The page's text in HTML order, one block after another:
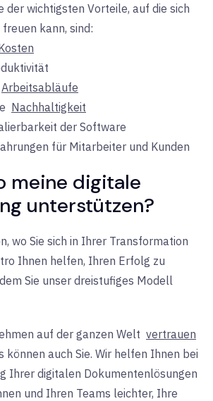
der wichtigsten Vorteile, auf die sich
kann, sind:
Arbeitsabläufe
e Nachhaltigkeit
der Software
für Mitarbeiter und Kunden
meine digitale
unterstützen?
wo Sie sich in Ihrer Transformation
Ihnen helfen, Ihren Erfolg zu
Sie unser dreistufiges Modell
auf der ganzen Welt vertrauen
können auch Sie. Wir helfen Ihnen bei
Ihrer digitalen Dokumentenlösungen
und Ihren Teams leichter, Ihre